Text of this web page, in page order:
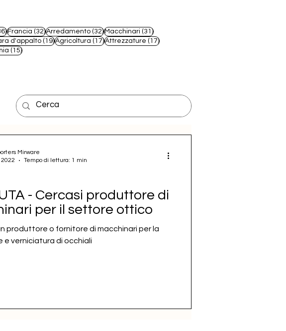
36 post
Francia (32)32 post
Arredamento (32)32 post
Macchinari (31)31 post
d'appalto (19)19 post
Agricoltura (17)17 post
Attrezzature (17)17 post
(15)15 post
- Cercasi produttore di
per il settore ottico
produttore o fornitore di macchinari per la
e verniciatura di occhiali
Mirware
2022
Tempo di lettura: 1 min